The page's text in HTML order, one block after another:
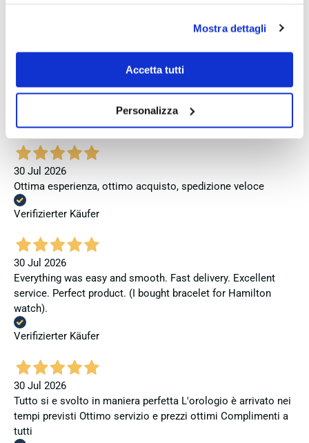
Se vuoi saperne di più consulta laprivacy policye la
Mostra dettagli
Accetta tutti
Personalizza
Venditore eccellente
30 Jul 2026
Ottima esperienza, ottimo acquisto, spedizione veloce
Verifizierter Käufer
30 Jul 2026
Everything was easy and smooth. Fast delivery. Excellent
service. Perfect product. (I bought bracelet for Hamilton
watch).
Verifizierter Käufer
30 Jul 2026
Tutto si e svolto in maniera perfetta L'orologio è arrivato nei
tempi previsti Ottimo servizio e prezzi ottimi Complimenti a
tutti